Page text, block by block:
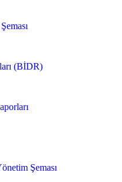
(BİDR)
Şeması